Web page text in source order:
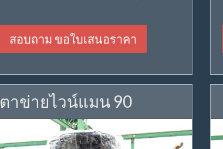
สอบถาม ขอใบเสนอราคา
ตาข่ายไวน์แมน 90